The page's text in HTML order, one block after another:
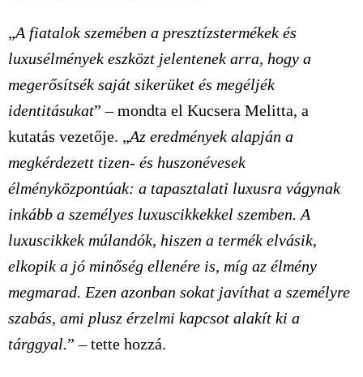
„A fiatalok szemében a presztízstermékek és
luxusélmények eszközt jelentenek arra, hogy a
megerősítsék saját sikerüket és megéljék
identitásukat” – mondta el Kucsera Melitta, a
kutatás vezetője. „Az eredmények alapján a
megkérdezett tizen- és huszonévesek
élményközpontúak: a tapasztalati luxusra vágynak
inkább a személyes luxuscikkekkel szemben. A
luxuscikkek múlandók, hiszen a termék elvásik,
elkopik a jó minőség ellenére is, míg az élmény
megmarad. Ezen azonban sokat javíthat a személyre
szabás, ami plusz érzelmi kapcsot alakít ki a
tárggyal.” – tette hozzá.